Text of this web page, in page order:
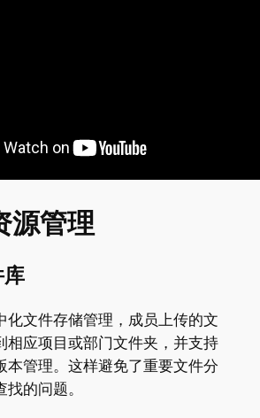
源管理
化文件存储管理，成员上传的文
相应项目或部门文件夹，并支持
本管理。这样避免了重要文件分
的问题。